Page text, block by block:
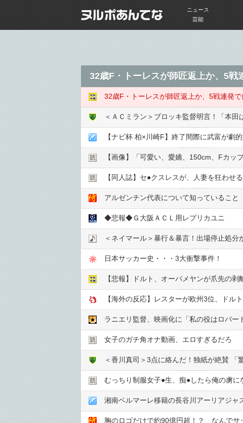
ニュース
芸能
32歳F・トーレスが師匠返上か、5戦
32歳F・トーレスが師匠返上か、5戦連発
＜ＡＣミラン＞ブロッキ監督明言！「本
【ナビ杯 柏×川崎F】終了間際に武富が劇
【画像】「可愛い、愛嬌、150cm、Fカッ
【同人誌】セ●︎クスレスが、人妻を狂わせる
アルゼンチン代表について知っていること
◆悲報◆Ｇ大阪ＡＣＬ用レプリカユニ
＜ネイマール＞暴行＆暴言！出場停止処分
日本サッカー史・・・3大衝撃事件！
【悲報】ドルト、オーバメヤンが爪先の剥
【海外の反応】レスターが欧州3位、ドル
ラニエリ監督、映画化に「私の役はロバー
女子のガチ角オナ動画、エロすぎるだろ
＜香川真司＞3点に絡んだ！独紙が絶賛 「
むっちり制服女子●︎生、痴●︎したら俺の虜に
湘南ベルマーレ移籍の長谷川アーリアジャ
胸のロゴだけで約90億円超！？ なんでサ